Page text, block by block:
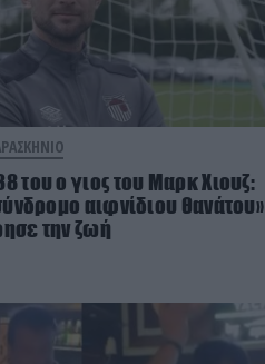
του ο γιος του Μαρκ Χιουζ:
αιφνίδιου θανάτου»
την ζωή